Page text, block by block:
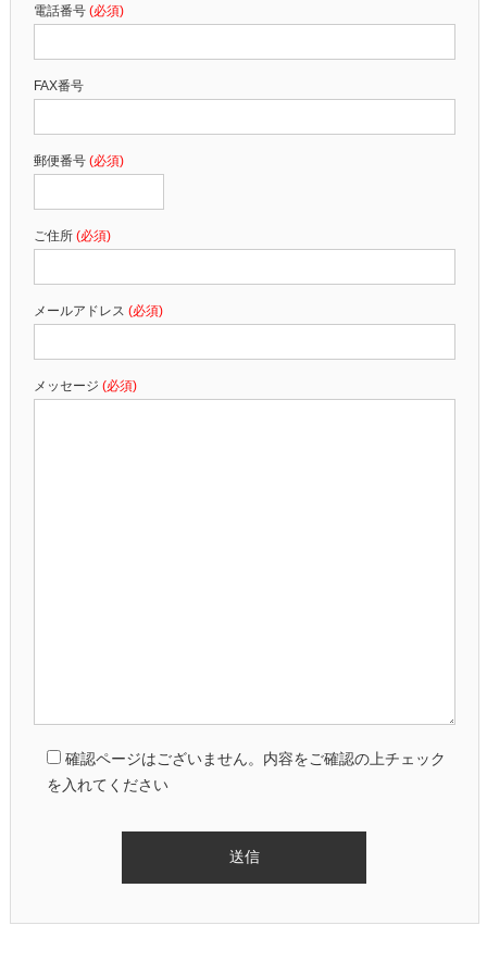
電話番号 (必須)
FAX番号
郵便番号 (必須)
ご住所 (必須)
メールアドレス (必須)
メッセージ (必須)
確認ページはございません。内容をご確認の上チェック
を入れてください